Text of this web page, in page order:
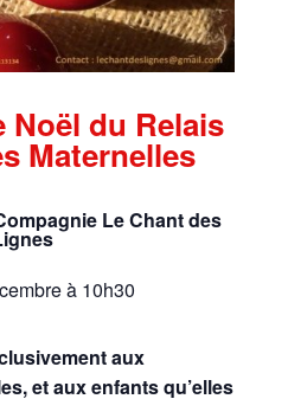
Noël du Relais
Maternelles
Le Chant des
à 10h30
aux
et aux enfants qu’elles